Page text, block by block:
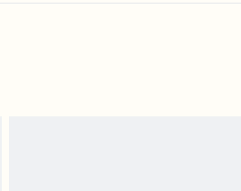
pouvons pas rembourser les masques
en intérieur. Les articles pour la maison, y